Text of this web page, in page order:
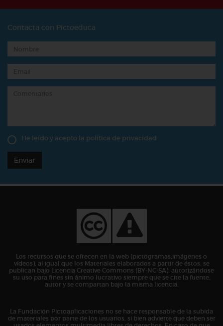
Contacta con Pictoeduca
He leído y acepto la política de privacidad
Enviar
Los recursos que se ofrecen en la web (pictogramas,imágenes o
vídeos), al igual que los Materiales elaborados a partir de éstos, se
publican bajo Licencia Creative Commons (BY-NC-SA), autorizándose
su uso para fines sin ánimo lucrativo siempre que se cite la fuente,
autor y se compartan bajo la misma licencia.
La Fundación Pictoaplicaciones no se hace responsable de la subida
de materiales por parte de los usuarios, si bien advierte que deben ser